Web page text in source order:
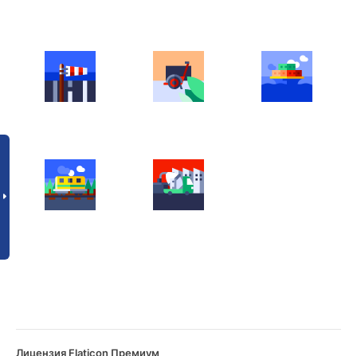
Лицензия Flaticon Премиум